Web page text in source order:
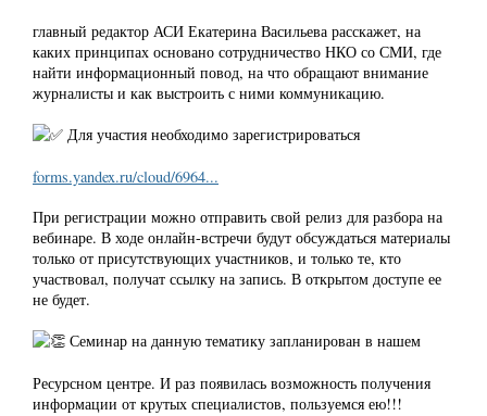
главный редактор АСИ Екатерина Васильева расскажет, на
каких принципах основано сотрудничество НКО со СМИ, где
найти информационный повод, на что обращают внимание
журналисты и как выстроить с ними коммуникацию.
Для участия необходимо зарегистрироваться
forms.yandex.ru/cloud/6964...
При регистрации можно отправить свой релиз для разбора на
вебинаре. В ходе онлайн-встречи будут обсуждаться материалы
только от присутствующих участников, и только те, кто
участвовал, получат ссылку на запись. В открытом доступе ее
не будет.
Семинар на данную тематику запланирован в нашем
Ресурсном центре. И раз появилась возможность получения
информации от крутых специалистов, пользуемся ею!!!